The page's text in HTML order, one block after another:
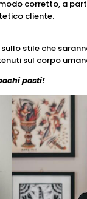
corretto, a
cliente.
stile che
sul corpo
posti!